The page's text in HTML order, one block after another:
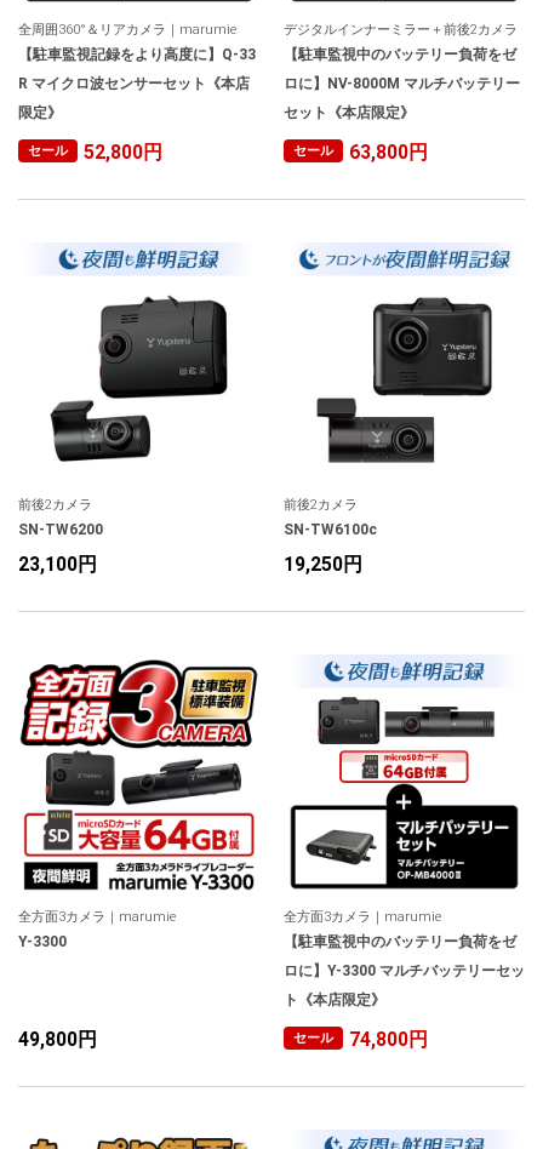
全周囲360°＆リアカメラ｜marumie
【駐車監視記録をより高度に】Q-33
R マイクロ波センサーセット《本店
限定》
セール 52,800円
デジタルインナーミラー＋前後2カメラ
【駐車監視中のバッテリー負荷をゼ
ロに】NV-8000M マルチバッテリー
セット《本店限定》
セール 63,800円
前後2カメラ
SN-TW6200
23,100円
前後2カメラ
SN-TW6100c
19,250円
全方面3カメラ｜marumie
Y-3300
49,800円
全方面3カメラ｜marumie
【駐車監視中のバッテリー負荷をゼ
ロに】Y-3300 マルチバッテリーセッ
ト《本店限定》
セール 74,800円